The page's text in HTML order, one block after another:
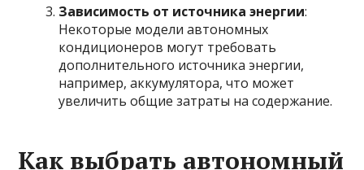
Зависимость от источника энергии:
Некоторые модели автономных
кондиционеров могут требовать
дополнительного источника энергии,
например, аккумулятора, что может
увеличить общие затраты на содержание.
Как выбрать автономный